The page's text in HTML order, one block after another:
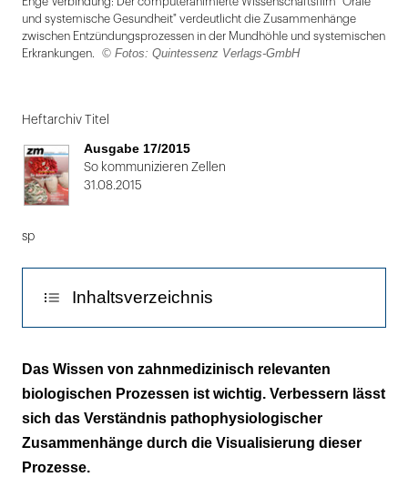
öffnen
und systemische Gesundheit" verdeutlicht die Zusammenhänge
zwischen Entzündungsprozessen in der Mundhöhle und systemischen
Erkrankungen.
© Fotos: Quintessenz Verlags-GmbH
1
von
2
Heftarchiv Titel
Ausgabe 17/2015
So kommunizieren Zellen
31.08.2015
sp
Inhaltsverzeichnis
Storyboard
Kapitel 2: „Auswirkung der Parodontitis auf
das kardiovaskuläre System – Athero-
sklerose“
Das Wissen von zahnmedizinisch relevanten
biologischen Prozessen ist wichtig. Verbessern lässt
sich das Verständnis pathophysiologischer
Zusammenhänge durch die Visualisierung dieser
Prozesse.